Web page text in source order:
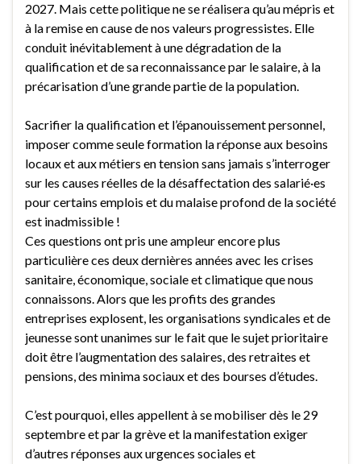
2027. Mais cette politique ne se réalisera qu’au mépris et
à la remise en cause de nos valeurs progressistes. Elle
conduit inévitablement à une dégradation de la
qualification et de sa reconnaissance par le salaire, à la
précarisation d’une grande partie de la population.
Sacrifier la qualification et l’épanouissement personnel,
imposer comme seule formation la réponse aux besoins
locaux et aux métiers en tension sans jamais s’interroger
sur les causes réelles de la désaffectation des salarié·es
pour certains emplois et du malaise profond de la société
est inadmissible !
Ces questions ont pris une ampleur encore plus
particulière ces deux dernières années avec les crises
sanitaire, économique, sociale et climatique que nous
connaissons. Alors que les profits des grandes
entreprises explosent, les organisations syndicales et de
jeunesse sont unanimes sur le fait que le sujet prioritaire
doit être l’augmentation des salaires, des retraites et
pensions, des minima sociaux et des bourses d’études.
C’est pourquoi, elles appellent à se mobiliser dès le 29
septembre et par la grève et la manifestation exiger
d’autres réponses aux urgences sociales et